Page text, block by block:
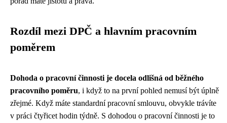
Rozdíl mezi DPČ a hlavním pracovním
poměrem
Dohoda o pracovní činnosti je docela odlišná od běžného
pracovního poměru, i když to na první pohled nemusí být úplně
zřejmé. Když máte standardní pracovní smlouvu, obvykle trávíte
v práci čtyřicet hodin týdně. S dohodou o pracovní činnosti je to